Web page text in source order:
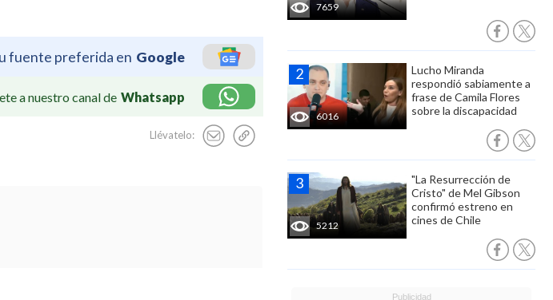
fuente preferida en Google
a nuestro canal de Whatsapp
Llévatelo:
7659
6016
Lucho Miranda
respondió sabiamente a
frase de Camila Flores
sobre la discapacidad
5212
"La Resurrección de
Cristo" de Mel Gibson
confirmó estreno en
cines de Chile